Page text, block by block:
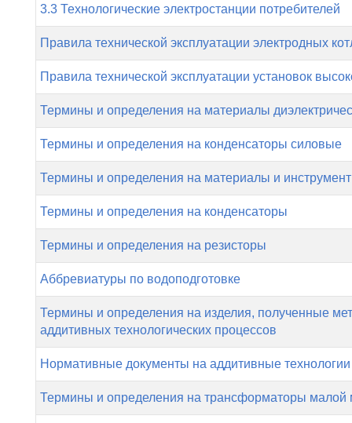
3.3 Технологические электростанции потребителей
Правила технической эксплуатации электродных
Правила технической эксплуатации установок
Термины и определения на материалы
Термины и определения на конденсаторы силовые
Термины и определения на материалы и
Термины и определения на конденсаторы
Термины и определения на резисторы
Аббревиатуры по водоподготовке
Термины и определения на изделия, полученные
аддитивных технологических процессов
Нормативные документы на аддитивные технологии
Термины и определения на трансформаторы малой